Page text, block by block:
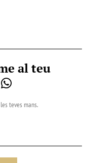
al teu
teves mans.